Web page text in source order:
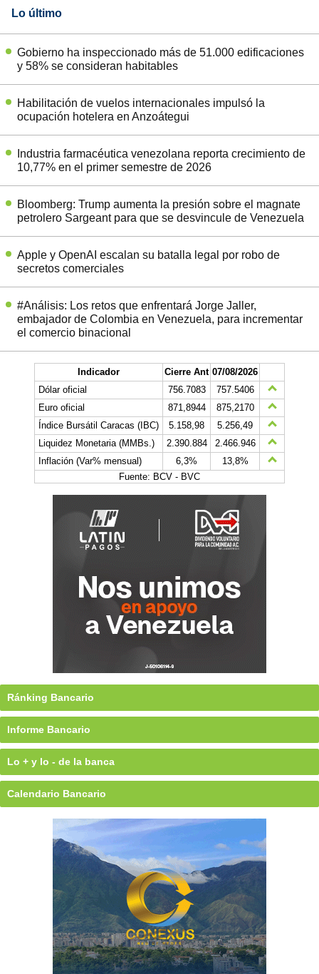
Lo último
Gobierno ha inspeccionado más de 51.000 edificaciones
y 58% se consideran habitables
Habilitación de vuelos internacionales impulsó la
ocupación hotelera en Anzoátegui
Industria farmacéutica venezolana reporta crecimiento de
10,77% en el primer semestre de 2026
Bloomberg: Trump aumenta la presión sobre el magnate
petrolero Sargeant para que se desvincule de Venezuela
Apple y OpenAI escalan su batalla legal por robo de
secretos comerciales
#Análisis: Los retos que enfrentará Jorge Jaller,
embajador de Colombia en Venezuela, para incrementar
el comercio binacional
Indicador Cierre Ant 07/08/2026
Dólar oficial
756.7083
757.5406
Euro oficial
871,8944
875,2170
Índice Bursátil Caracas (IBC)
5.158,98
5.256,49
Liquidez Monetaria (MMBs.)
2.390.884
2.466.946
Inflación (Var% mensual)
6,3%
13,8%
Fuente: BCV - BVC
Ránking Bancario
Informe Bancario
Lo + y lo - de la banca
Calendario Bancario